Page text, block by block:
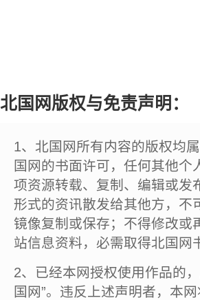
北国网版权与免责声明：
1、北国网所有内容的版权均
国网的书面许可，任何其他
项资源转载、复制、编辑或发
形式的资讯散发给其他方，不
镜像复制或保存；不得修改或
站信息资料，必需取得北国网
2、已经本网授权使用作品的
国网”。违反上述声明者，本